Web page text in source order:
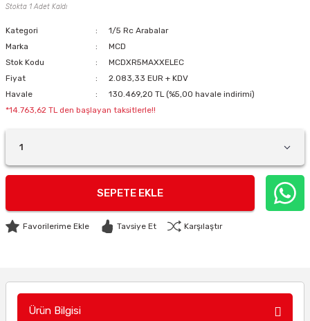
Stokta 1 Adet Kaldı
Kategori
1/5 Rc Arabalar
Marka
MCD
Stok Kodu
MCDXR5MAXXELEC
Fiyat
2.083,33 EUR + KDV
Havale
130.469,20 TL (%5,00 havale indirimi)
*14.763,62 TL den başlayan taksitlerle!!
SEPETE EKLE
Tavsiye Et Karşılaştır
Ürün Bilgisi